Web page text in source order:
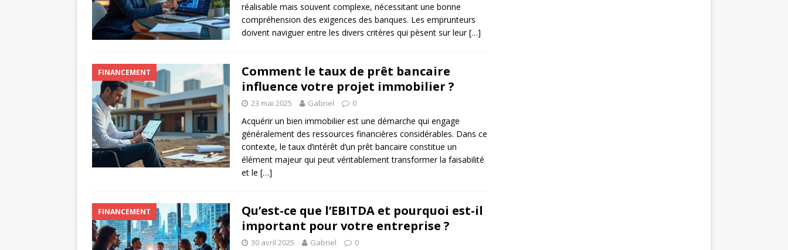
réalisable mais souvent complexe, nécessitant une bonne
compréhension des exigences des banques. Les emprunteurs
doivent naviguer entre les divers critères qui pèsent sur leur[…]
FINANCEMENT
Comment le taux de prêt bancaire
influence votre projet immobilier ?
23 mai 2025 Gabriel 0
Acquérir un bien immobilier est une démarche qui engage
généralement des ressources financières considérables. Dans ce
contexte, le taux d’intérêt d’un prêt bancaire constitue un
élément majeur qui peut véritablement transformer la faisabilité
et le […]
FINANCEMENT
Qu’est-ce que l’EBITDA et pourquoi est-il
important pour votre entreprise ?
30 avril 2025 Gabriel 0